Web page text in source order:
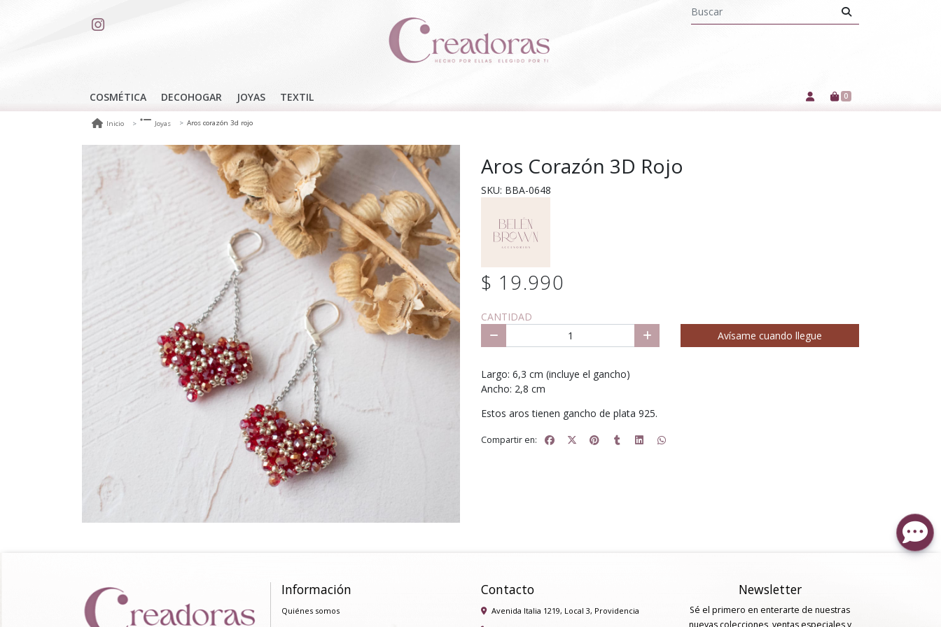
COSMÉTICA DECOHOGAR JOYAS TEXTIL 0
Inicio Joyas Aros corazón 3d rojo
Aros Corazón 3D Rojo
SKU: BBA-0648
$ 19.990
CANTIDAD
Avísame cuando llegue
Largo: 6,3 cm (incluye el gancho)
Ancho: 2,8 cm
Estos aros tienen gancho de plata 925.
Compartir en:
Información
Quiénes somos
Contacto
Avenida Italia 1219, Local 3, Providencia
Newsletter
Sé el primero en enterarte de nuestras
nuevas colecciones, ventas especiales y